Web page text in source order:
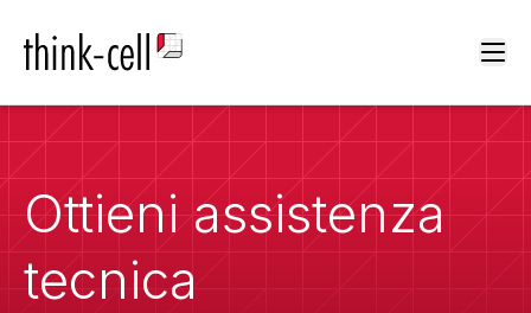
Ottieni assistenza
tecnica